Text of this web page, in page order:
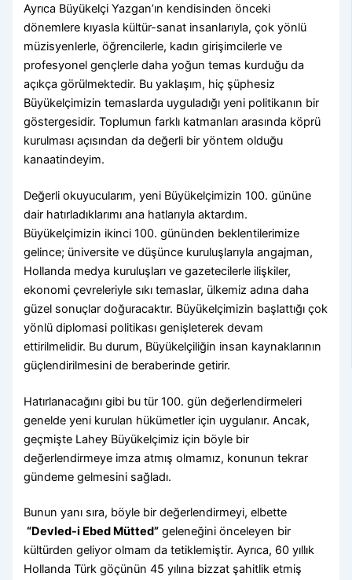
Ayrıca Büyükelçi Yazgan’ın kendisinden önceki
dönemlere kıyasla kültür-sanat insanlarıyla, çok yönlü
müzisyenlerle, öğrencilerle, kadın girişimcilerle ve
profesyonel gençlerle daha yoğun temas kurduğu da
açıkça görülmektedir. Bu yaklaşım, hiç şüphesiz
Büyükelçimizin temaslarda uyguladığı yeni politikanın bir
göstergesidir. Toplumun farklı katmanları arasında köprü
kurulması açısından da değerli bir yöntem olduğu
kanaatindeyim.
Değerli okuyucularım, yeni Büyükelçimizin 100. gününe
dair hatırladıklarımı ana hatlarıyla aktardım.
Büyükelçimizin ikinci 100. gününden beklentilerimize
gelince; üniversite ve düşünce kuruluşlarıyla angajman,
Hollanda medya kuruluşları ve gazetecilerle ilişkiler,
ekonomi çevreleriyle sıkı temaslar, ülkemiz adına daha
güzel sonuçlar doğuracaktır. Büyükelçimizin başlattığı çok
yönlü diplomasi politikası genişleterek devam
ettirilmelidir. Bu durum, Büyükelçiliğin insan kaynaklarının
güçlendirilmesini de beraberinde getirir.
Hatırlanacağını gibi bu tür 100. gün değerlendirmeleri
genelde yeni kurulan hükümetler için uygulanır. Ancak,
geçmişte Lahey Büyükelçimiz için böyle bir
değerlendirmeye imza atmış olmamız, konunun tekrar
gündeme gelmesini sağladı.
Bunun yanı sıra, böyle bir değerlendirmeyi, elbette
“Devled-i Ebed Mütted” geleneğini önceleyen bir
kültürden geliyor olmam da tetiklemiştir. Ayrıca, 60 yıllık
Hollanda Türk göçünün 45 yılına bizzat şahitlik etmiş